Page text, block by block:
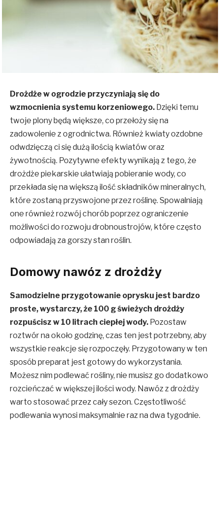
Drożdże w ogrodzie przyczyniają się do
wzmocnienia systemu korzeniowego. Dzięki temu
twoje plony będą większe, co przełoży się na
zadowolenie z ogrodnictwa. Również kwiaty ozdobne
odwdzięczą ci się dużą ilością kwiatów oraz
żywotnością. Pozytywne efekty wynikają z tego, że
drożdże piekarskie ułatwiają pobieranie wody, co
przekłada się na większą ilość składników mineralnych,
które zostaną przyswojone przez roślinę. Spowalniają
one również rozwój chorób poprzez ograniczenie
możliwości do rozwoju drobnoustrojów, które często
odpowiadają za gorszy stan roślin.
Domowy nawóz z drożdży
Samodzielne przygotowanie oprysku jest bardzo
proste, wystarczy, że 100 g świeżych drożdży
rozpuścisz w 10 litrach ciepłej wody. Pozostaw
roztwór na około godzinę, czas ten jest potrzebny, aby
wszystkie reakcje się rozpoczęły. Przygotowany w ten
sposób preparat jest gotowy do wykorzystania.
Możesz nim podlewać rośliny, nie musisz go dodatkowo
rozcieńczać w większej ilości wody. Nawóz z drożdży
warto stosować przez cały sezon. Częstotliwość
podlewania wynosi maksymalnie raz na dwa tygodnie.